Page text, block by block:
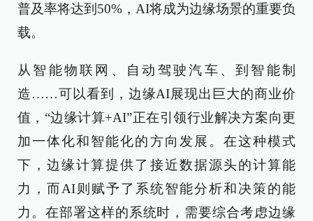
普及率将达到50%，AI将成为边缘场景的重要负
载。
从智能物联网、自动驾驶汽车、到智能制
造……可以看到，边缘AI展现出巨大的商业价
值，“边缘计算+AI”正在引领行业解决方案向更
加一体化和智能化的方向发展。在这种模式
下，边缘计算提供了接近数据源头的计算能
力，而AI则赋予了系统智能分析和决策的能
力。在部署这样的系统时，需要综合考虑边缘